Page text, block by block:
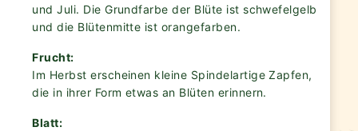
und Juli. Die Grundfarbe der Blüte ist schwefelgelb
und die Blütenmitte ist orangefarben.
Frucht:
Im Herbst erscheinen kleine Spindelartige Zapfen,
die in ihrer Form etwas an Blüten erinnern.
Blatt: